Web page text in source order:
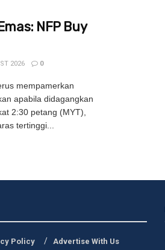
NFP Buy
2026 0
mempamerkan
apabila didagangkan
2:30 petang (MYT),
tertinggi...
Policy Advertise With Us